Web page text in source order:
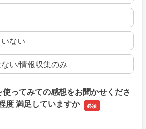
ない
い/情報収集のみ
ってみての感想をお聞かせくださ
度 満足していますか